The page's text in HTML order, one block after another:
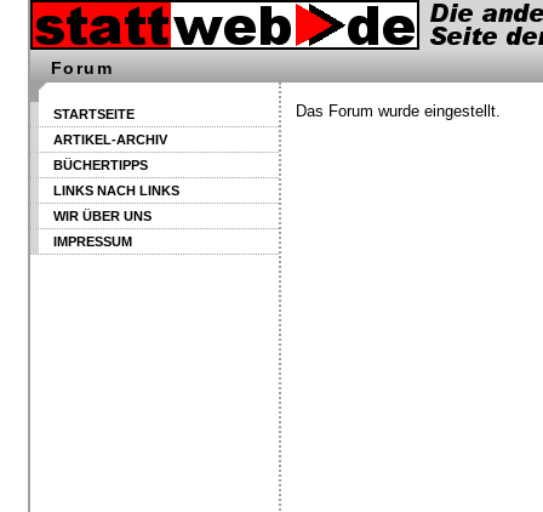
Forum
Das Forum wurde eingestellt.
STARTSEITE
ARTIKEL-ARCHIV
BÜCHERTIPPS
LINKS NACH LINKS
WIR ÜBER UNS
IMPRESSUM